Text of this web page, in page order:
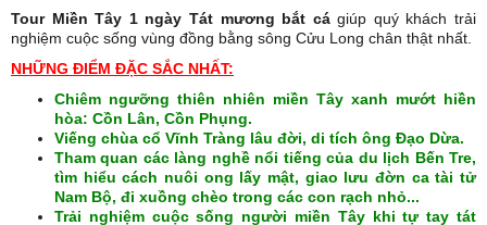
Tour Miền Tây 1 ngày Tát mương bắt cá giúp quý khách trải
nghiệm cuộc sống vùng đồng bằng sông Cửu Long chân thật nhất.
NHỮNG ĐIỂM ĐẶC SẮC NHẤT:
Chiêm ngưỡng thiên nhiên miền Tây xanh mướt hiền
hòa: Cồn Lân, Cồn Phụng.
Viếng chùa cổ Vĩnh Tràng lâu đời, di tích ông Đạo Dừa.
Tham quan các làng nghề nổi tiếng của du lịch Bến Tre,
tìm hiểu cách nuôi ong lấy mật, giao lưu đờn ca tài tử
Nam Bộ, đi xuồng chèo trong các con rạch nhỏ...
Trải nghiệm cuộc sống người miền Tây khi tự tay tát